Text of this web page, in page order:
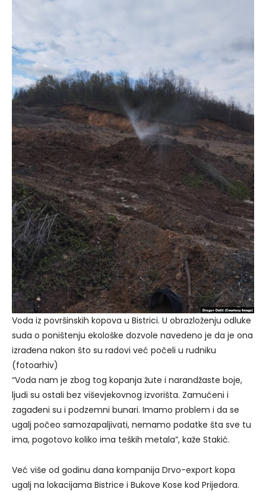
Voda iz površinskih kopova u Bistrici. U obrazloženju odluke
suda o poništenju ekološke dozvole navedeno je da je ona
izrađena nakon što su radovi već počeli u rudniku
(fotoarhiv)
“Voda nam je zbog tog kopanja žute i narandžaste boje,
ljudi su ostali bez viševjekovnog izvorišta. Zamućeni i
zagađeni su i podzemni bunari. Imamo problem i da se
ugalj počeo samozapaljivati, nemamo podatke šta sve tu
ima, pogotovo koliko ima teških metala”, kaže Stakić.
Već više od godinu dana kompanija Drvo-export kopa
ugalj na lokacijama Bistrice i Bukove Kose kod Prijedora.